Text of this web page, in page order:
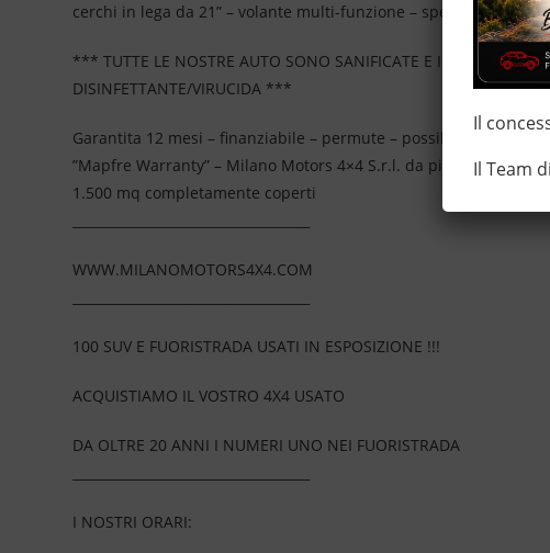
cerchi in lega da 21” – volante multi-funzione – specchietti
*** TUTTE LE NOSTRE AUTO SONO SANIFICATE E IGIENIZZATE
DISINFETTANTE/VIRUCIDA ***
Garantita 12 mesi – finanziabile – permute – possibilità di
”Mapfre Warranty” – Milano Motors 4×4 S.r.l. da più di 20 anni
1.500 mq completamente coperti
WWW.MILANOMOTORS4X4.COM
100 SUV E FUORISTRADA USATI IN ESPOSIZIONE !!!
ACQUISTIAMO IL VOSTRO 4X4 USATO
DA OLTRE 20 ANNI I NUMERI UNO NEI FUORISTRADA
I NOSTRI ORARI:
Il
Il Team